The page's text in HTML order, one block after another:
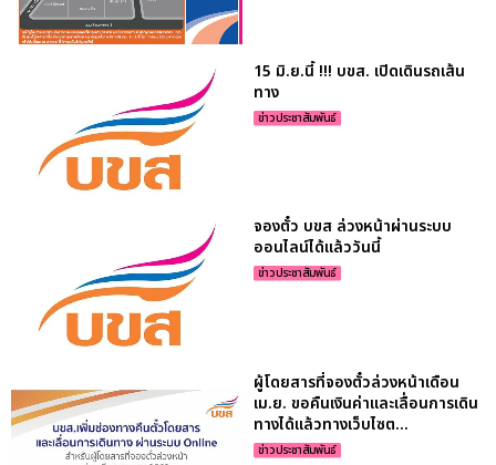
15 มิ.ย.นี้ !!! บขส. เปิดเดินรถเส้น
ทาง
ข่าวประชาสัมพันธ์
จองตั๋ว บขส ล่วงหน้าผ่านระบบ
ออนไลน์ได้แล้ววันนี้
ข่าวประชาสัมพันธ์
ผู้โดยสารที่จองตั๋วล่วงหน้าเดือน
เม.ย. ขอคืนเงินค่าและเลื่อนการเดิน
ทางได้แล้วทางเว็บไซต...
ข่าวประชาสัมพันธ์